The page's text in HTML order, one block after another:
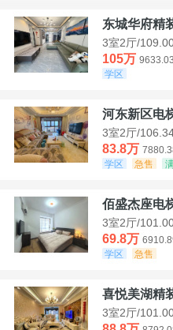
东城华府精
3室2厅/
105万
学区
河东新区电
3室2厅/
83.8万
学区
急售
3室2厅/
69.8万
学区
急售
喜悦美湖精
3室2厅/